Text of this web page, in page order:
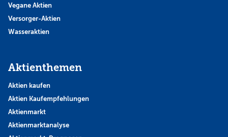
Vegane Aktien
Versorger-Aktien
Wasseraktien
Aktienthemen
Aktien kaufen
Aktien Kaufempfehlungen
Aktienmarkt
Aktienmarktanalyse